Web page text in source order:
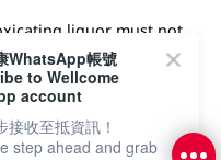
liquor must not
18) in the course of
成年人 (18 歲以下人士)
WhatsApp帳號
to Wellcome
account
接收至抵資訊！
step ahead and grab